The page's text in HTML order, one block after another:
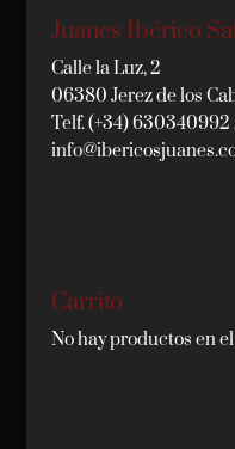
Juanes Ibérico
Calle la Luz, 2
06380 Jerez de los
Telf. (+34)
Carrito
No hay productos en